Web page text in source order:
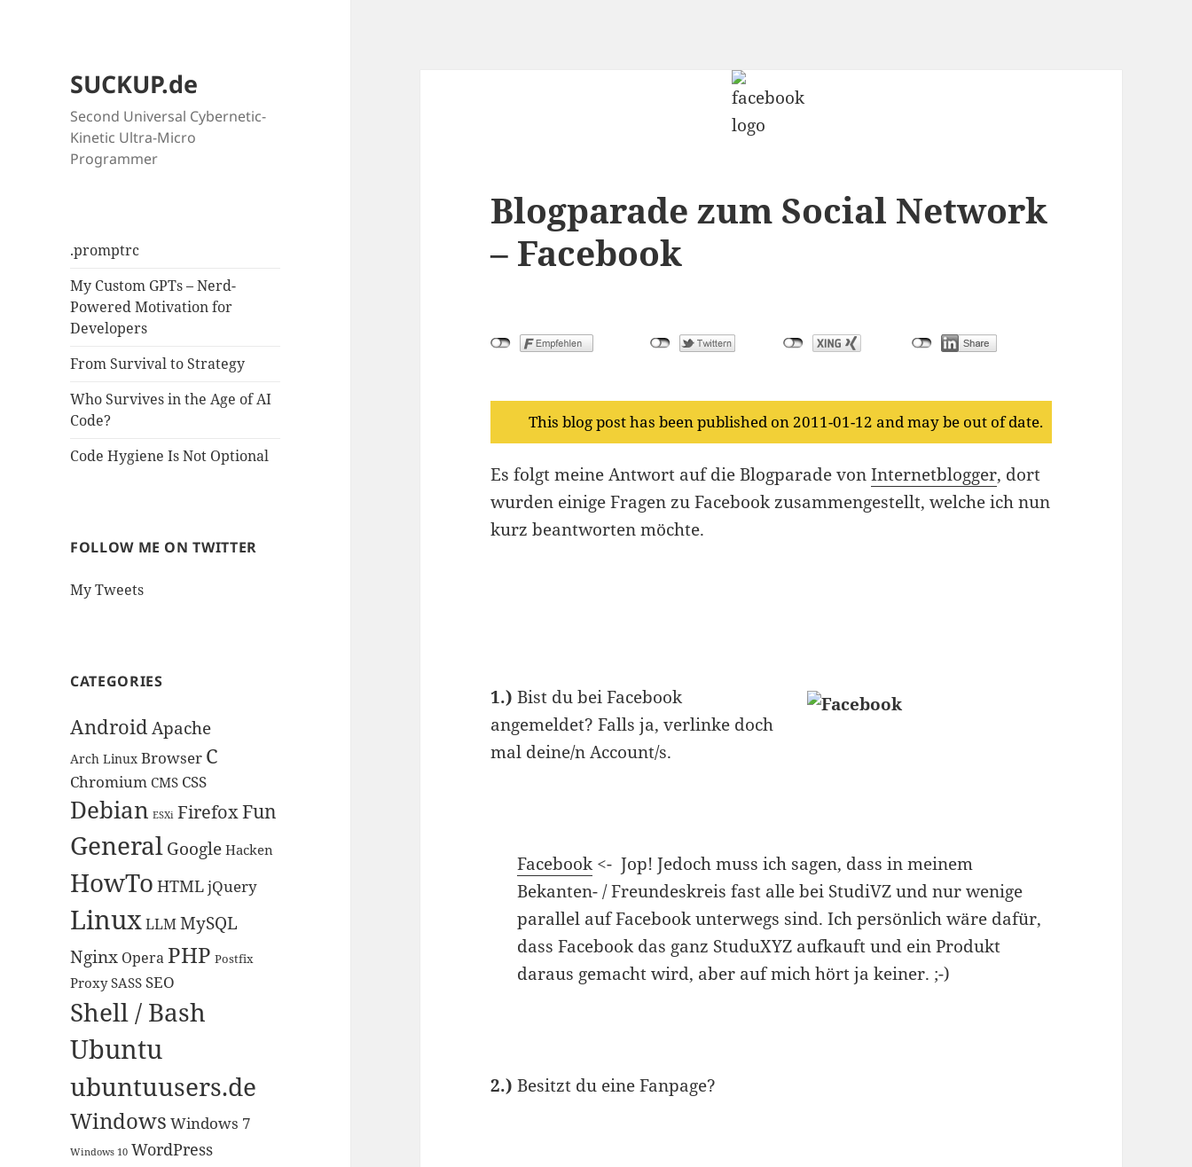
SUCKUP.de
Second Universal Cybernetic-
Kinetic Ultra-Micro
Programmer
.promptrc
My Custom GPTs – Nerd-
Powered Motivation for
Developers
From Survival to Strategy
Who Survives in the Age of AI
Code?
Code Hygiene Is Not Optional
FOLLOW ME ON TWITTER
My Tweets
CATEGORIES
AndroidApache
Arch Linux Browser C
Chromium CMS CSS
Debian ESXi FirefoxFun
GeneralGoogle Hacken
HowTo HTMLjQuery
LinuxLLMMySQL
Nginx Opera PHP Postfix
Proxy SASS SEO
Shell / Bash
Ubuntu
ubuntuusers.de
Windows Windows 7
Windows 10 WordPress
Blogparade zum Social Network
– Facebook
This blog post has been published on 2011-01-12 and may be out of date.
Es folgt meine Antwort auf die Blogparade vonInternetblogger, dort
wurden einige Fragen zu Facebook zusammengestellt, welche ich nun
kurz beantworten möchte.
1.)Bist du bei Facebook
angemeldet? Falls ja, verlinke doch
mal deine/n Account/s.
Facebook <- Jop! Jedoch muss ich sagen, dass in meinem
Bekanten- / Freundeskreis fast alle bei StudiVZ und nur wenige
parallel auf Facebook unterwegs sind. Ich persönlich wäre dafür,
dass Facebook das ganz StuduXYZ aufkauft und ein Produkt
daraus gemacht wird, aber auf mich hört ja keiner. ;-)
2.) Besitzt du eine Fanpage?